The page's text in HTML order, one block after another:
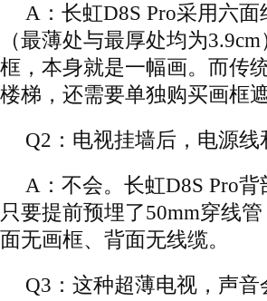
A：长虹D8S Pro采用六
（最薄处与最厚处均为
框，本身就是一幅画。而传
楼梯，还需要单独购买画框遮
Q2：电视挂墙后，电源
A：不会。长虹D8S Pro
只要提前预埋了50mm穿线
面无画框、背面无线缆。
Q3：这种超薄电视，声音